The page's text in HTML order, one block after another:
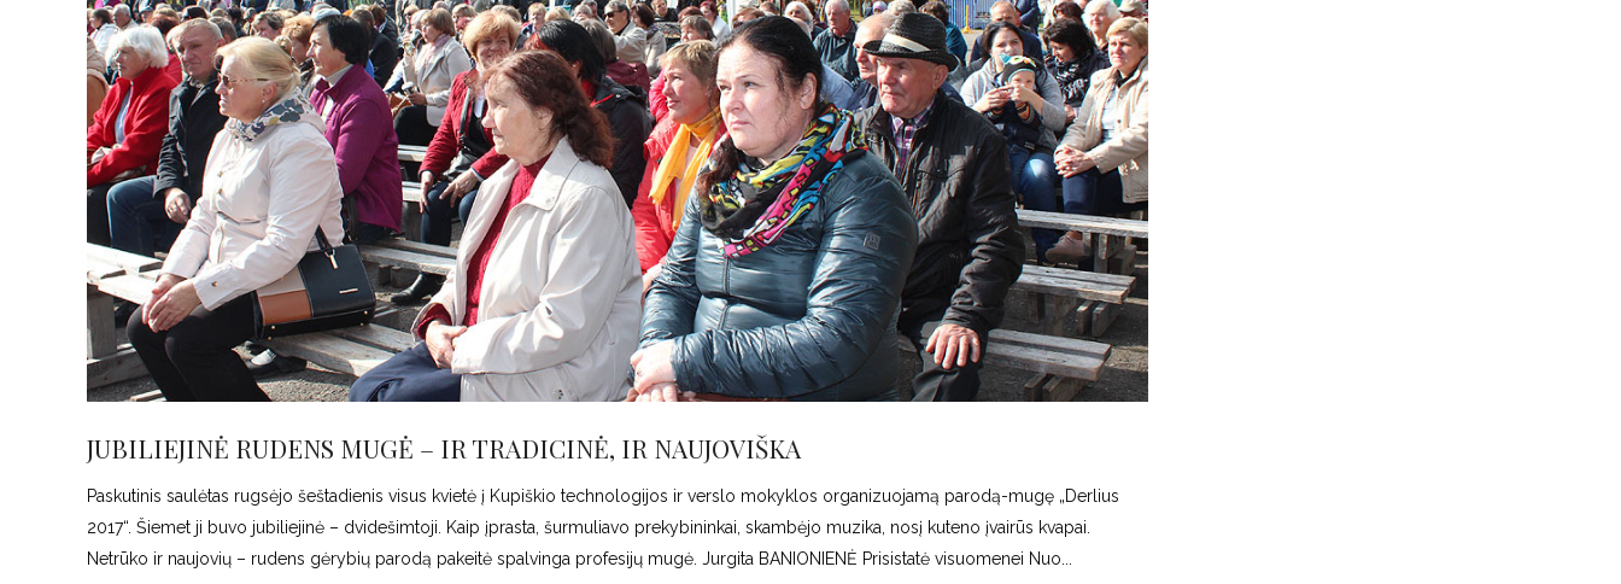
JUBILIEJINĖ RUDENS MUGĖ – IR TRADICINĖ, IR NAUJOVIŠKA
Paskutinis saulėtas rugsėjo šeštadienis visus kvietė į Kupiškio technologijos ir verslo mokyklos organizuojamą parodą-mugę „Derlius
2017“. Šiemet ji buvo jubiliejinė – dvidešimtoji. Kaip įprasta, šurmuliavo prekybininkai, skambėjo muzika, nosį kuteno įvairūs kvapai.
Netrūko ir naujovių – rudens gėrybių parodą pakeitė spalvinga profesijų mugė. Jurgita BANIONIENĖ Prisistatė visuomenei Nuo